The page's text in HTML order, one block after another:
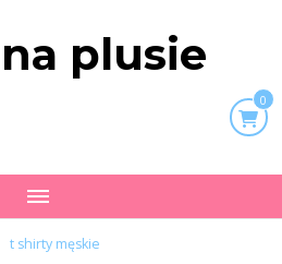
plusie
0
t shirty męskie